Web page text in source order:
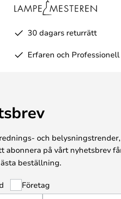
30 dagars returrätt
Erfaren och
och
abonnera på vårt nyhetsbrev
beställning.
Företag